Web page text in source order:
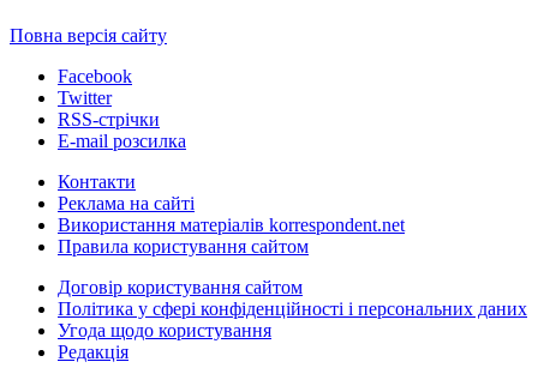
Повна версія сайту
Facebook
Twitter
RSS-стрічки
E-mail розсилка
Контакти
Реклама на сайті
Використання матеріалів korrespondent.net
Правила користування сайтом
Договір користування сайтом
Політика у сфері конфіденційності і персональних даних
Угода щодо користування
Редакція